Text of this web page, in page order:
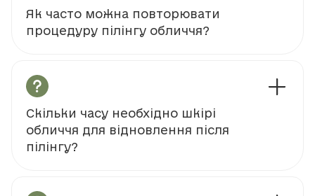
Як часто можна повторювати
процедуру пілінгу обличчя?
Скільки часу необхідно шкірі
обличчя для відновлення після
пілінгу?